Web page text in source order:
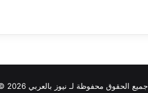
جميع الحقوق محفوظة لـ نيوز بالعربي 2026 ©